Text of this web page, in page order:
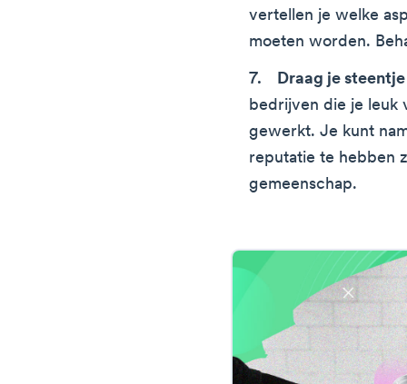
vertellen je welke
moeten worden.
Draag je
bedrijven die je leuk
gewerkt. Je kunt
reputatie te hebben
gemeenschap.